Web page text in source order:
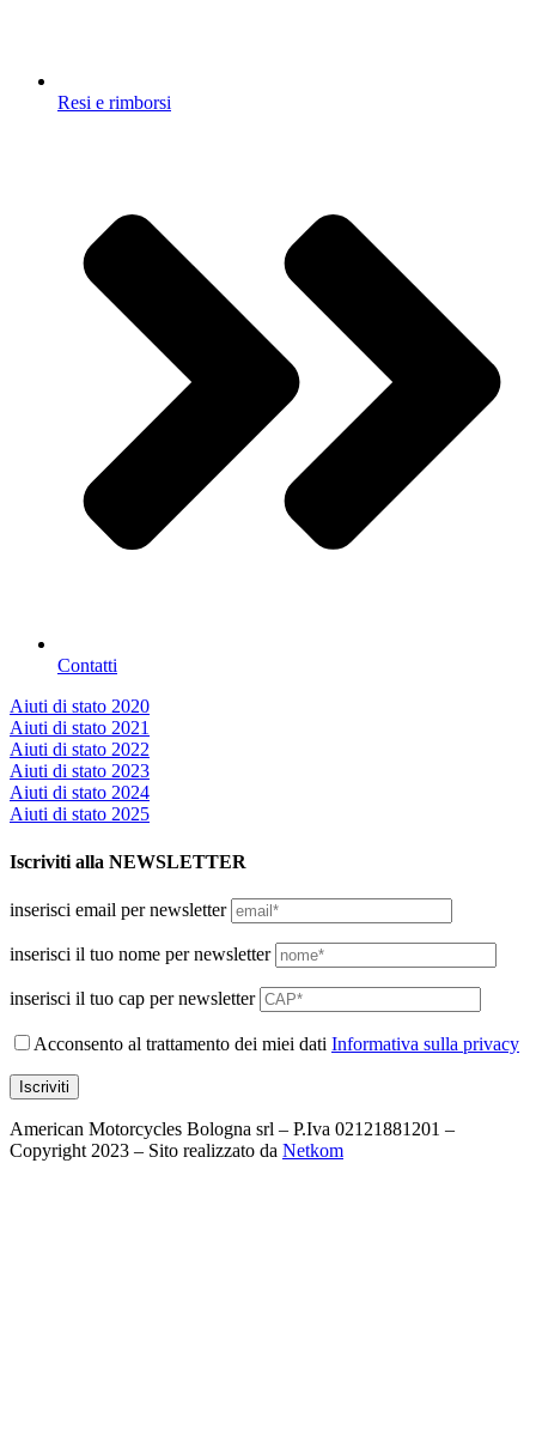
Resi e rimborsi
Contatti
Aiuti di stato 2020
Aiuti di stato 2021
Aiuti di stato 2022
Aiuti di stato 2023
Aiuti di stato 2024
Aiuti di stato 2025
Iscriviti alla NEWSLETTER
inserisci email per newsletter
inserisci il tuo nome per newsletter
inserisci il tuo cap per newsletter
Acconsento al trattamento dei miei dati Informativa sulla privacy
American Motorcycles Bologna srl – P.Iva 02121881201 –
Copyright 2023 – Sito realizzato da Netkom